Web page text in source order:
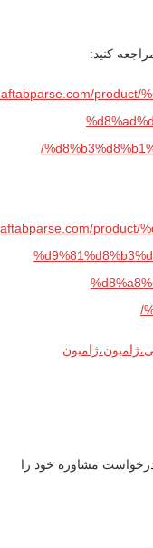
کنید:
product/
product/
مشاوره خود را